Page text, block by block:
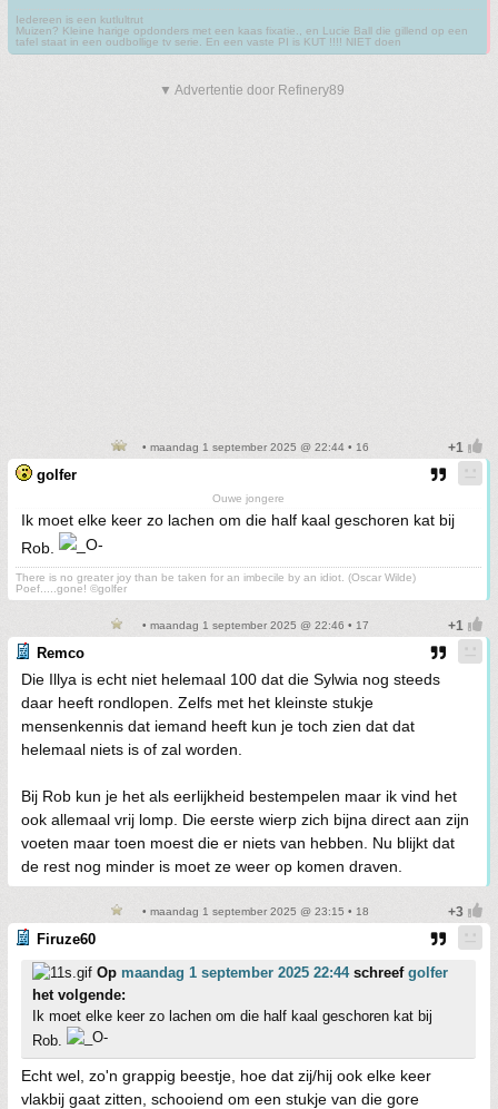
Iedereen is een kutlultrut
Muizen? Kleine harige opdonders met een kaas fixatie., en Lucie Ball die gillend op een
tafel staat in een oudbollige tv serie. En een vaste PI is KUT !!!! NIET doen
▼ Advertentie door Refinery89
• maandag 1 september 2025 @ 22:44 • 16
golfer
Ouwe jongere
Ik moet elke keer zo lachen om die half kaal geschoren kat bij
Rob.
There is no greater joy than be taken for an imbecile by an idiot. (Oscar Wilde)
Poef.....gone! ©golfer
• maandag 1 september 2025 @ 22:46 • 17
Remco
Die Illya is echt niet helemaal 100 dat die Sylwia nog steeds
daar heeft rondlopen. Zelfs met het kleinste stukje
mensenkennis dat iemand heeft kun je toch zien dat dat
helemaal niets is of zal worden.
Bij Rob kun je het als eerlijkheid bestempelen maar ik vind het
ook allemaal vrij lomp. Die eerste wierp zich bijna direct aan zijn
voeten maar toen moest die er niets van hebben. Nu blijkt dat
de rest nog minder is moet ze weer op komen draven.
• maandag 1 september 2025 @ 23:15 • 18
Firuze60
Op maandag 1 september 2025 22:44schreef golfer
het volgende:
Ik moet elke keer zo lachen om die half kaal geschoren kat bij
Rob.
Echt wel, zo'n grappig beestje, hoe dat zij/hij ook elke keer
vlakbij gaat zitten, schooiend om een stukje van die gore